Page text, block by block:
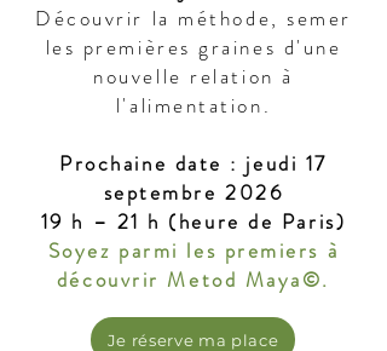
Découvrir la méthode, semer
les premières graines d'une
nouvelle relation à
l'alimentation.
Prochaine date : jeudi 17
septembre 2026
19 h – 21 h (heure de Paris)
​Soyez parmi les premiers à
découvrir Metod Maya©.
Je réserve ma place